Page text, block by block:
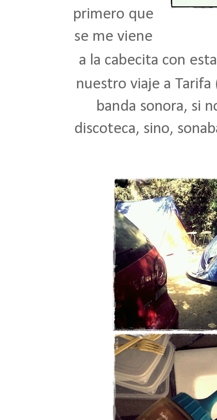
primero que
se me viene
a la cabecita con
nuestro viaje a
banda sonora, si
discoteca, sino,